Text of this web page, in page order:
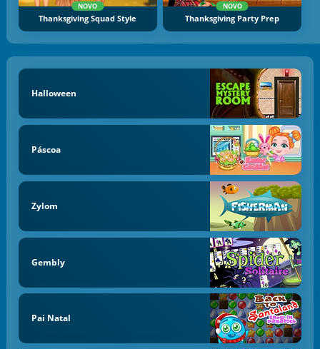
NOVO
Thanksgiving Squad Style
NOVO
Thanksgiving Party Prep
Halloween
Páscoa
Zylom
Gembly
Pai Natal